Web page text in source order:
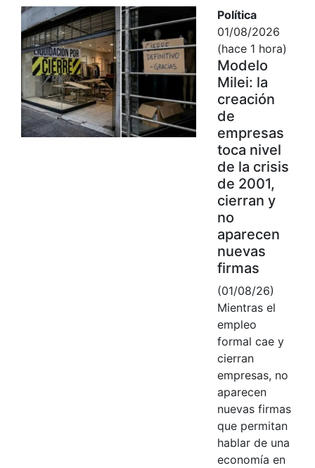
Política
01/08/2026
(hace 1 hora)
Modelo
Milei: la
creación
de
empresas
toca nivel
de la crisis
de 2001,
cierran y
no
aparecen
nuevas
firmas
(01/08/26)
Mientras el
empleo
formal cae y
cierran
empresas, no
aparecen
nuevas firmas
que permitan
hablar de una
economía en